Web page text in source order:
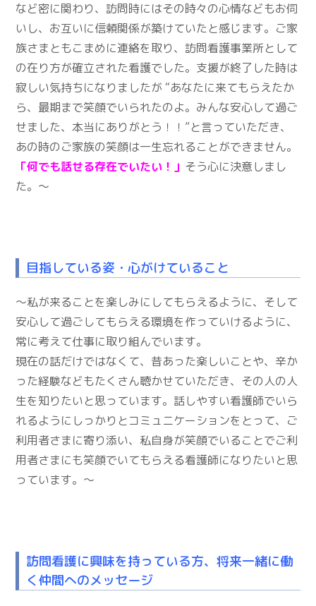
など密に関わり、訪問時にはその時々の心情などもお伺
いし、お互いに信頼関係が築けていたと感じます。ご家
族さまともこまめに連絡を取り、訪問看護事業所として
の在り方が確立された看護でした。支援が終了した時は
寂しい気持ちになりましたが “あなたに来てもらえたか
ら、最期まで笑顔でいられたのよ。みんな安心して過ご
せました、本当にありがとう！！”と言っていただき、
あの時のご家族の笑顔は一生忘れることができません。
「何でも話せる存在でいたい！」 そう心に決意しまし
た。～
目指している姿・心がけていること
～私が来ることを楽しみにしてもらえるように、そして
安心して過ごしてもらえる環境を作っていけるように、
常に考えて仕事に取り組んでいます。
現在の話だけではなくて、昔あった楽しいことや、辛か
った経験などもたくさん聴かせていただき、その人の人
生を知りたいと思っています。話しやすい看護師でいら
れるようにしっかりとコミュニケーションをとって、ご
利用者さまに寄り添い、私自身が笑顔でいることでご利
用者さまにも笑顔でいてもらえる看護師になりたいと思
っています。～
訪問看護に興味を持っている方、将来一緒に働
く仲間へのメッセージ